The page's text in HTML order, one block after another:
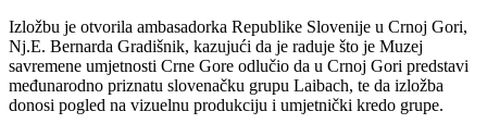
Izložbu je otvorila ambasadorka Republike Slovenije u Crnoj Gori,
Nj.E. Bernarda Gradišnik, kazujući da je raduje što je Muzej
savremene umjetnosti Crne Gore odlučio da u Crnoj Gori predstavi
međunarodno priznatu slovenačku grupu Laibach, te da izložba
donosi pogled na vizuelnu produkciju i umjetnički kredo grupe.